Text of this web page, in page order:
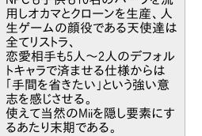
用しオカマとクローンを生産、人
生ゲームの顔役である天使達は
全てリストラ、
恋愛相手も5人～2人のデフォル
トキャラで済ませる仕様からは
「手間を省きたい」という強い意
志を感じさせる。
使えて当然のMiiを隠し要素にす
るあたり末期である。